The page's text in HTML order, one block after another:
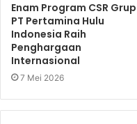
Enam Program CSR Grup
PT Pertamina Hulu
Indonesia Raih
Penghargaan
Internasional
7 Mei 2026